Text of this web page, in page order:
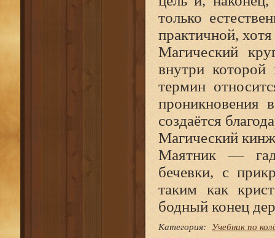
только
практичной,
Магический
внутри которой
термин
проникновения
создаётся
Магический
Маятник —
бечевки, с
таким как
бодный конец
Категория:
Учебник по